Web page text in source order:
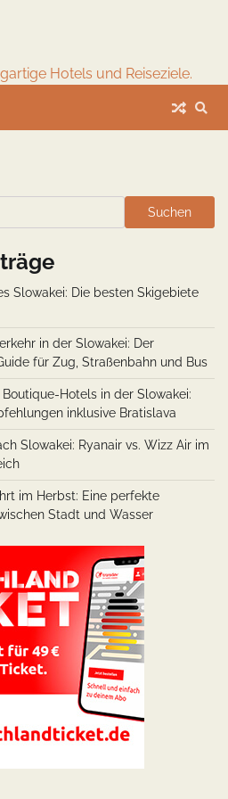
Hotels und Reiseziele.
Suchen
Slowakei: Die besten Skigebiete
in der Slowakei: Der
für Zug, Straßenbahn und Bus
Boutique-Hotels in der Slowakei:
inklusive Bratislava
Slowakei: Ryanair vs. Wizz Air im
im Herbst: Eine perfekte
Stadt und Wasser